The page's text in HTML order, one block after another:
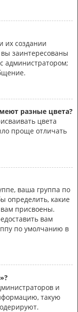
их создании
заинтересованы
администратором;
разные цвета?
цвета
проще отличать
ваша группа по
определить, какие
присвоены.
вам
по умолчанию в
и
такую